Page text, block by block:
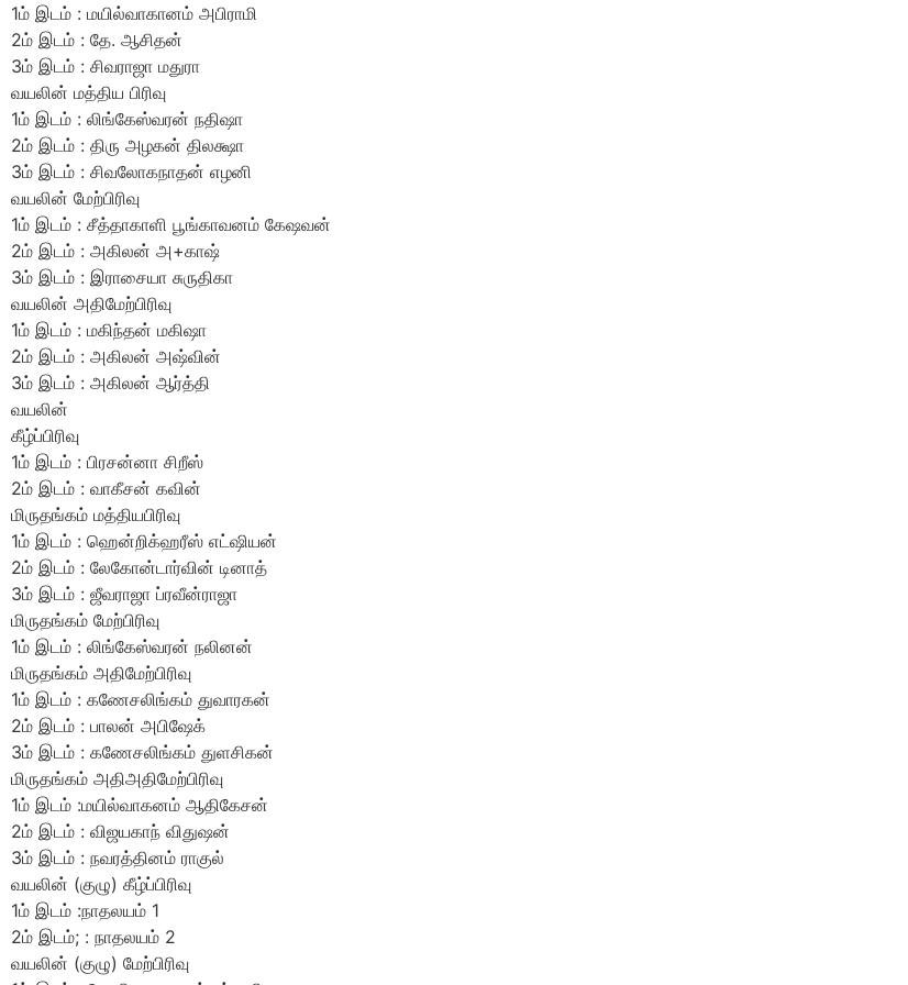
1ம் இடம் : மயில்வாகானம் அபிராமி
2ம் இடம் : தே. ஆசிதன்
3ம் இடம் : சிவராஜா மதுரா
வயலின் மத்திய பிரிவு
1ம் இடம் : லிங்கேஸ்வரன் நதிஷா
2ம் இடம் : திரு அழகன் திலக்ஷா
3ம் இடம் : சிவலோகநாதன் எழனி
வயலின் மேற்பிரிவு
1ம் இடம் : சீத்தாகாளி பூங்காவனம் கேஷவன்
2ம் இடம் : அகிலன் அ+காஷ்
3ம் இடம் : இராசையா சுருதிகா
வயலின் அதிமேற்பிரிவு
1ம் இடம் : மகிந்தன் மகிஷா
2ம் இடம் : அகிலன் அஷ்வின்
3ம் இடம் : அகிலன் ஆர்த்தி
வயலின்
கீழ்ப்பிரிவு
1ம் இடம் : பிரசன்னா சிறீஸ்
2ம் இடம் : வாகீசன் கவின்
மிருதங்கம் மத்தியபிரிவு
1ம் இடம் : ஹென்றிக்ஹரீஸ் எட்ஷியன்
2ம் இடம் : லேகோன்டார்வின் டினாத்
3ம் இடம் : ஜீவராஜா ப்ரவீன்ராஜா
மிருதங்கம் மேற்பிரிவு
1ம் இடம் : லிங்கேஸ்வரன் நலினன்
மிருதங்கம் அதிமேற்பிரிவு
1ம் இடம் : கணேசலிங்கம் துவாரகன்
2ம் இடம் : பாலன் அபிஷேக்
3ம் இடம் : கணேசலிங்கம் துளசிகன்
மிருதங்கம் அதிஅதிமேற்பிரிவு
1ம் இடம் :மயில்வாகனம் ஆதிகேசன்
2ம் இடம் : விஜயகாந் விதுஷன்
3ம் இடம் : நவரத்தினம் ராகுல்
வயலின் (குழு) கீழ்ப்பிரிவு
1ம் இடம் :நாதலயம் 1
2ம் இடம்; : நாதலயம் 2
வயலின் (குழு) மேற்பிரிவு